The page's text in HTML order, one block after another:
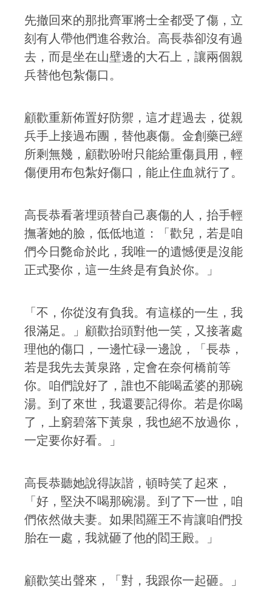
先撤回來的那批齊軍將士全都受了傷，立
刻有人帶他們進谷救治。高長恭卻沒有過
去，而是坐在山壁邊的大石上，讓兩個親
兵替他包紮傷口。
顧歡重新佈置好防禦，這才趕過去，從親
兵手上接過布團，替他裹傷。金創藥已經
所剩無幾，顧歡吩咐只能給重傷員用，輕
傷便用布包紮好傷口，能止住血就行了。
高長恭看著埋頭替自己裹傷的人，抬手輕
撫著她的臉，低低地道：「歡兒，若是咱
們今日斃命於此，我唯一的遺憾便是沒能
正式娶你，這一生終是有負於你。」
「不，你從沒有負我。有這樣的一生，我
很滿足。」顧歡抬頭對他一笑，又接著處
理他的傷口，一邊忙碌一邊說，「長恭，
若是我先去黃泉路，定會在奈何橋前等
你。咱們說好了，誰也不能喝孟婆的那碗
湯。到了來世，我還要記得你。若是你喝
了，上窮碧落下黃泉，我也絕不放過你，
一定要你好看。」
高長恭聽她說得詼諧，頓時笑了起來，
「好，堅決不喝那碗湯。到了下一世，咱
們依然做夫妻。如果閻羅王不肯讓咱們投
胎在一處，我就砸了他的閻王殿。」
顧歡笑出聲來，「對，我跟你一起砸。」